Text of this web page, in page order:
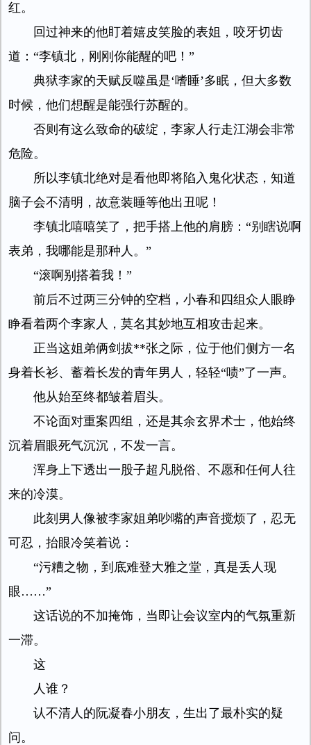
红。
回过神来的他盯着嬉皮笑脸的表姐，咬牙切齿
道：“李镇北，刚刚你能醒的吧！”
典狱李家的天赋反噬虽是‘嗜睡’多眠，但大多数
时候，他们想醒是能强行苏醒的。
否则有这么致命的破绽，李家人行走江湖会非常
危险。
所以李镇北绝对是看他即将陷入鬼化状态，知道
脑子会不清明，故意装睡等他出丑呢！
李镇北嘻嘻笑了，把手搭上他的肩膀：“别瞎说啊
表弟，我哪能是那种人。”
“滚啊别搭着我！”
前后不过两三分钟的空档，小春和四组众人眼睁
睁看着两个李家人，莫名其妙地互相攻击起来。
正当这姐弟俩剑拔**张之际，位于他们侧方一名
身着长衫、蓄着长发的青年男人，轻轻“啧”了一声。
他从始至终都皱着眉头。
不论面对重案四组，还是其余玄界术士，他始终
沉着眉眼死气沉沉，不发一言。
浑身上下透出一股子超凡脱俗、不愿和任何人往
来的冷漠。
此刻男人像被李家姐弟吵嘴的声音搅烦了，忍无
可忍，抬眼冷笑着说：
“污糟之物，到底难登大雅之堂，真是丢人现
眼……”
这话说的不加掩饰，当即让会议室内的气氛重新
一滞。
这
人谁？
认不清人的阮凝春小朋友，生出了最朴实的疑
问。